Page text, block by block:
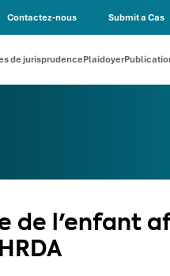
Contactez-nous Submit a Cas
de jurisprudencePlaidoyer
de l'enfant